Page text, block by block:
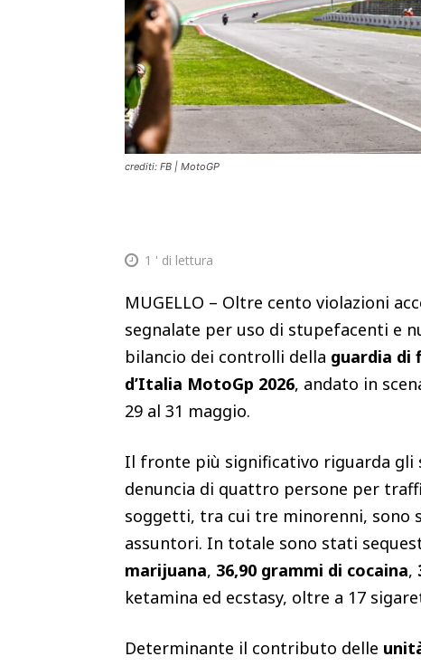
crediti: FB | MotoGP
1 ' di lettura
MUGELLO – Oltre cento violazioni
segnalate per uso di stupefacenti e
bilancio dei controlli della guardia di
d’Italia MotoGp 2026, andato in
29 al 31 maggio.
Il fronte più significativo riguarda gli
denuncia di quattro persone per
soggetti, tra cui tre minorenni,
assuntori. In totale sono stati
marijuana, 36,90 grammi di cocaina,
ketamina ed ecstasy, oltre a 17
Determinante il contributo delle